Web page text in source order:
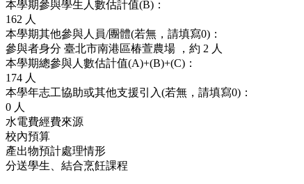
本學期參與學生人數估計值(B)：
162 人
本學期其他參與人員/團體(若無，請填寫0)：
參與者身分 臺北市南港區椿萱農場 ，約 2 人
本學期總參與人數估計值(A)+(B)+(C)：
174 人
本學年志工協助或其他支援引入(若無，請填寫0)：
0 人
水電費經費來源
校內預算
產出物預計處理情形
分送學生、結合烹飪課程